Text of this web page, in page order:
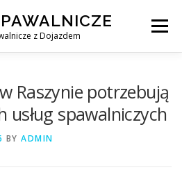
z Dojazdem
Menu
Raszynie potrzebują
usług spawalniczych
BY ADMIN